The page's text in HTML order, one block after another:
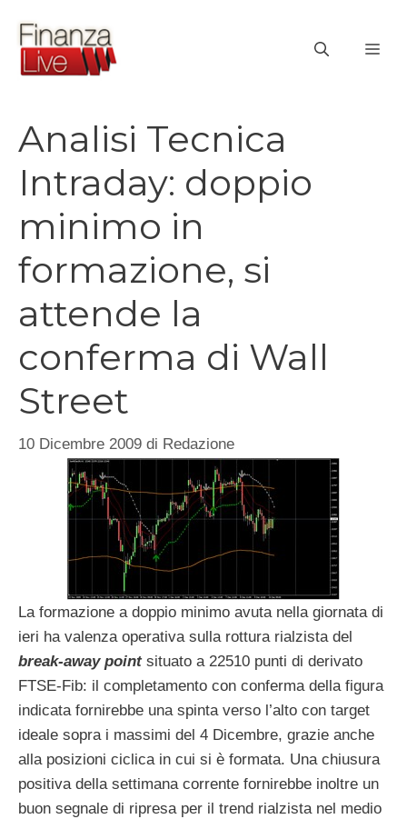
contenuto
Analisi Tecnica
Intraday: doppio
minimo in
formazione, si
attende la
conferma di Wall
Street
10 Dicembre 2009 di Redazione
La formazione a doppio minimo avuta nella giornata di
ieri ha valenza operativa sulla rottura rialzista del
break-away pointsituato a 22510 punti di derivato
FTSE-Fib: il completamento con conferma della figura
indicata fornirebbe una spinta verso l’alto con target
ideale sopra i massimi del 4 Dicembre, grazie anche
alla posizioni ciclica in cui si è formata. Una chiusura
positiva della settimana corrente fornirebbe inoltre un
buon segnale di ripresa per il trend rialzista nel medio